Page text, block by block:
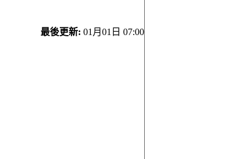
最後更新: 01月01日 07:00